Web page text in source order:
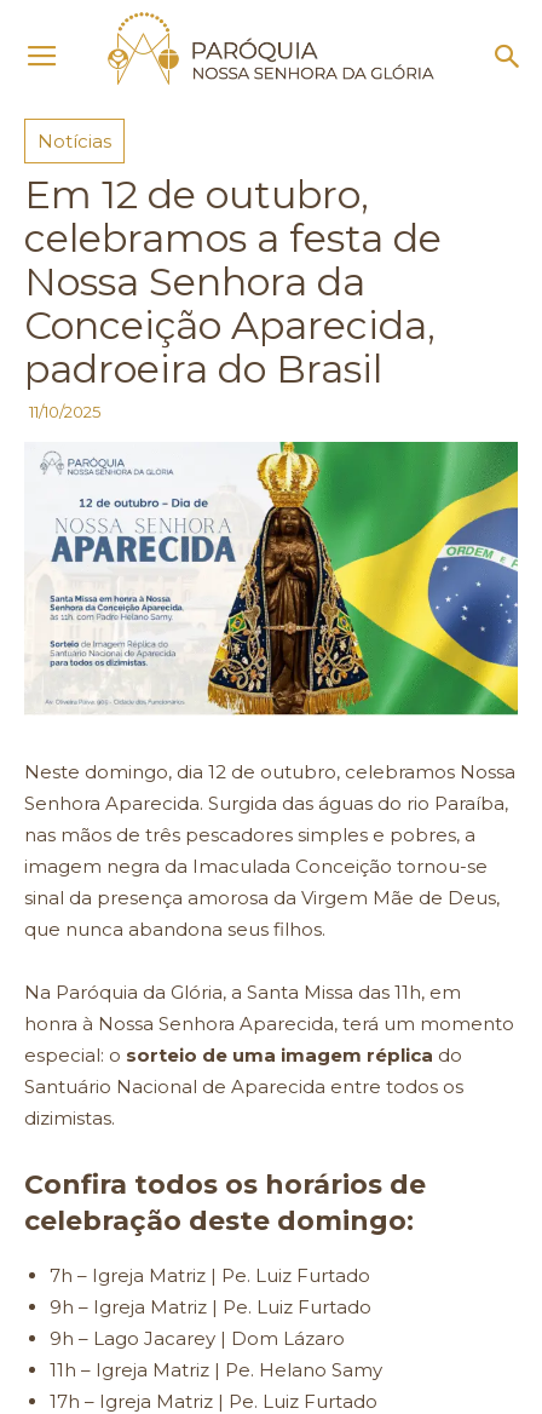
Notícias
Notícias
Em 12 de outubro,
celebramos a festa de
Nossa Senhora da
Conceição Aparecida,
padroeira do Brasil
11/10/2025
Neste domingo, dia 12 de outubro, celebramos Nossa
Senhora Aparecida. Surgida das águas do rio Paraíba,
nas mãos de três pescadores simples e pobres, a
imagem negra da Imaculada Conceição tornou-se
sinal da presença amorosa da Virgem Mãe de Deus,
que nunca abandona seus filhos.
Na Paróquia da Glória, a Santa Missa das 11h, em
honra à Nossa Senhora Aparecida, terá um momento
especial: o sorteio de uma imagem réplica do
Santuário Nacional de Aparecida entre todos os
dizimistas.
Confira todos os horários de
celebração deste domingo:
7h – Igreja Matriz | Pe. Luiz Furtado
9h – Igreja Matriz | Pe. Luiz Furtado
9h – Lago Jacarey | Dom Lázaro
11h – Igreja Matriz | Pe. Helano Samy
17h – Igreja Matriz | Pe. Luiz Furtado